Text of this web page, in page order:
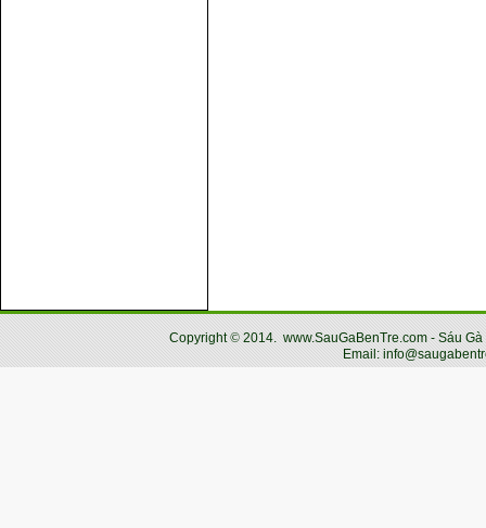
Copyright© 2014. www.SauGaBenTre.com - Sáu
Email: